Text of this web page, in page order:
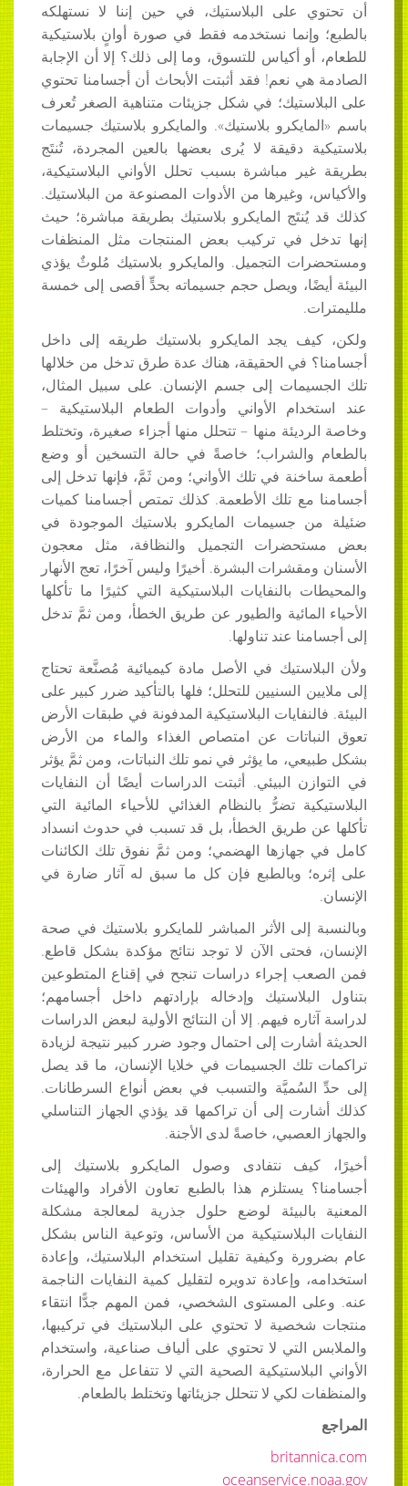
أن تحتوي على البلاستيك، في حين إننا لا نستهلكه
بالطبع؛ وإنما نستخدمه فقط في صورة أوانٍ بلاستيكية
للطعام، أو أكياس للتسوق، وما إلى ذلك؟ إلا أن الإجابة
الصادمة هي نعم! فقد أثبتت الأبحاث أن أجسامنا تحتوي
على البلاستيك؛ في شكل جزيئات متناهية الصغر تُعرف
باسم «المايكرو بلاستيك». والمايكرو بلاستيك جسيمات
بلاستيكية دقيقة لا يُرى بعضها بالعين المجردة، تُنتَج
بطريقة غير مباشرة بسبب تحلل الأواني البلاستيكية،
والأكياس، وغيرها من الأدوات المصنوعة من البلاستيك.
كذلك قد يُنتَج المايكرو بلاستيك بطريقة مباشرة؛ حيث
إنها تدخل في تركيب بعض المنتجات مثل المنظفات
ومستحضرات التجميل. والمايكرو بلاستيك مُلوثٌ يؤذي
البيئة أيضًا، ويصل حجم جسيماته بحدٍّ أقصى إلى خمسة
ملليمترات.
ولكن، كيف يجد المايكرو بلاستيك طريقه إلى داخل
أجسامنا؟ في الحقيقة، هناك عدة طرق تدخل من خلالها
تلك الجسيمات إلى جسم الإنسان. على سبيل المثال،
عند استخدام الأواني وأدوات الطعام البلاستيكية –
وخاصة الرديئة منها – تتحلل منها أجزاء صغيرة، وتختلط
بالطعام والشراب؛ خاصةً في حالة التسخين أو وضع
أطعمة ساخنة في تلك الأواني؛ ومن ثَمَّ، فإنها تدخل إلى
أجسامنا مع تلك الأطعمة. كذلك تمتص أجسامنا كميات
ضئيلة من جسيمات المايكرو بلاستيك الموجودة في
بعض مستحضرات التجميل والنظافة، مثل معجون
الأسنان ومقشرات البشرة. أخيرًا وليس آخرًا، تعج الأنهار
والمحيطات بالنفايات البلاستيكية التي كثيرًا ما تأكلها
الأحياء المائية والطيور عن طريق الخطأ، ومن ثمَّ تدخل
إلى أجسامنا عند تناولها.
ولأن البلاستيك في الأصل مادة كيميائية مُصنَّعة تحتاج
إلى ملايين السنيين للتحلل؛ فلها بالتأكيد ضرر كبير على
البيئة. فالنفايات البلاستيكية المدفونة في طبقات الأرض
تعوق النباتات عن امتصاص الغذاء والماء من الأرض
بشكل طبيعي، ما يؤثر في نمو تلك النباتات، ومن ثمَّ يؤثر
في التوازن البيئي. أثبتت الدراسات أيضًا أن النفايات
البلاستيكية تضرُّ بالنظام الغذائي للأحياء المائية التي
تأكلها عن طريق الخطأ، بل قد تسبب في حدوث انسداد
كامل في جهازها الهضمي؛ ومن ثمَّ نفوق تلك الكائنات
على إثره؛ وبالطبع فإن كل ما سبق له آثار ضارة في
الإنسان.
وبالنسبة إلى الأثر المباشر للمايكرو بلاستيك في صحة
الإنسان، فحتى الآن لا توجد نتائج مؤكدة بشكل قاطع.
فمن الصعب إجراء دراسات تنجح في إقناع المتطوعين
بتناول البلاستيك وإدخاله بإرادتهم داخل أجسامهم؛
لدراسة آثاره فيهم. إلا أن النتائج الأولية لبعض الدراسات
الحديثة أشارت إلى احتمال وجود ضرر كبير نتيجة لزيادة
تراكمات تلك الجسيمات في خلايا الإنسان، ما قد يصل
إلى حدِّ السُميَّة والتسبب في بعض أنواع السرطانات.
كذلك أشارت إلى أن تراكمها قد يؤذي الجهاز التناسلي
والجهاز العصبي، خاصةً لدى الأجنة.
أخيرًا، كيف نتفادى وصول المايكرو بلاستيك إلى
أجسامنا؟ يستلزم هذا بالطبع تعاون الأفراد والهيئات
المعنية بالبيئة لوضع حلول جذرية لمعالجة مشكلة
النفايات البلاستيكية من الأساس، وتوعية الناس بشكل
عام بضرورة وكيفية تقليل استخدام البلاستيك، وإعادة
استخدامه، وإعادة تدويره لتقليل كمية النفايات الناجمة
عنه. وعلى المستوى الشخصي، فمن المهم جدًّا انتقاء
منتجات شخصية لا تحتوي على البلاستيك في تركيبها،
والملابس التي لا تحتوي على ألياف صناعية، واستخدام
الأواني البلاستيكية الصحية التي لا تتفاعل مع الحرارة،
والمنظفات لكي لا تتحلل جزيئاتها وتختلط بالطعام.
المراجع
britannica.com
oceanservice.noaa.gov